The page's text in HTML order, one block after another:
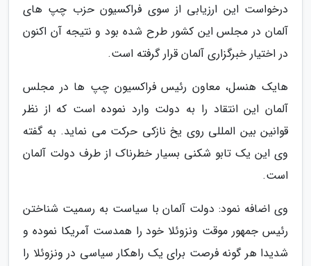
درخواست این ارزیابی از سوی فراکسیون حزب چپ های
آلمان در مجلس این کشور طرح شده بود و نتیجه آن اکنون
در اختیار خبرگزاری آلمان قرار گرفته است.
هایک هنسل، معاون رئیس فراکسیون چپ ها در مجلس
آلمان این انتقاد را به دولت وارد نموده است که از نظر
قوانین بین المللی روی یخ نازکی حرکت می نماید. به گفته
وی این یک تابو شکنی بسیار خطرناک از طرف دولت آلمان
است.
وی اضافه نمود: دولت آلمان با سیاست به رسمیت شناختن
رئیس جمهور موقت ونزوئلا خود را همدست آمریکا نموده و
شدیدا هر گونه فرصت برای یک راهکار سیاسی در ونزوئلا را